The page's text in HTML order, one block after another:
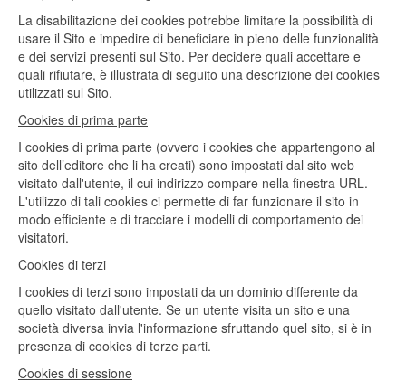
La disabilitazione dei cookies potrebbe limitare la possibilità di
usare il Sito e impedire di beneficiare in pieno delle funzionalità
e dei servizi presenti sul Sito. Per decidere quali accettare e
quali rifiutare, è illustrata di seguito una descrizione dei cookies
utilizzati sul Sito.
Cookies di prima parte
I cookies di prima parte (ovvero i cookies che appartengono al
sito dell’editore che li ha creati) sono impostati dal sito web
visitato dall'utente, il cui indirizzo compare nella finestra URL.
L'utilizzo di tali cookies ci permette di far funzionare il sito in
modo efficiente e di tracciare i modelli di comportamento dei
visitatori.
Cookies di terzi
I cookies di terzi sono impostati da un dominio differente da
quello visitato dall'utente. Se un utente visita un sito e una
società diversa invia l'informazione sfruttando quel sito, si è in
presenza di cookies di terze parti.
Cookies di sessione